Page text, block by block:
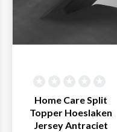
Home Care Split
Topper Hoeslaken
Jersey Antraciet